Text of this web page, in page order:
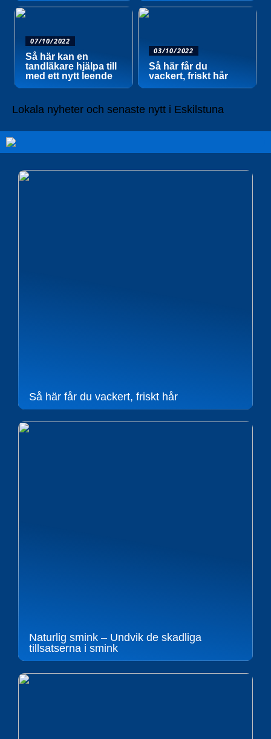
07/10/2022
Så här kan en
tandläkare hjälpa till
med ett nytt leende
03/10/2022
Så här får du
vackert, friskt hår
Lokala nyheter och senaste nytt i Eskilstuna
Så här får du vackert, friskt hår
Naturlig smink – Undvik de skadliga
tillsatserna i smink